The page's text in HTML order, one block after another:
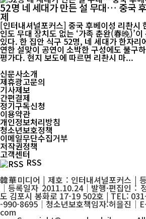
52명 네 세대가 만든 설 무대… 중국
제
[인터내셔널포커스] 중국 후베이성 리촨시
인도 무대 장치도 없는 ‘가족 춘완(春晚)’
있다. 한 집안 식구 52명, 네 세대가 한자리
연한 설맞이 공연이 소박한 구성에도 불구
평가다. 현지 보도에 따르면 리촨시 마...
신문사소개
제휴광고문의
기사제보
간편결제
정기구독신청
이용약관
개인정보처리방침
청소년보호정책
이메일무단수집거부
저작권정책
고객센터
RSS
韓華미디어 | 제호 : 인터내셔널포커스 |
│등록일자 2011.10.24│발행·편집인 :
도 김포시 봉화로 17-19 502호 | TEL:
-990-8695│청소년보호책임자:허을진
com